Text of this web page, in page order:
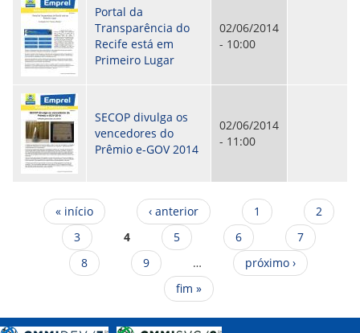
Portal da
Transparência do
Recife está em
Primeiro Lugar
02/06/2014
- 10:00
SECOP divulga os
vencedores do
Prêmio e-GOV 2014
02/06/2014
- 11:00
Páginas
« início ‹ anterior 1
2
3
4 5 6
7
8
9 …
próximo ›
fim »